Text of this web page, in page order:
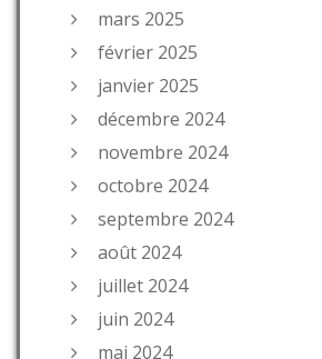
mars 2025
février 2025
janvier 2025
décembre 2024
novembre 2024
octobre 2024
septembre 2024
août 2024
juillet 2024
juin 2024
mai 2024